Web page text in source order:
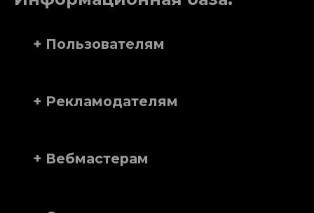
+ Пользователям
+ Рекламодателям
+ Вебмастерам